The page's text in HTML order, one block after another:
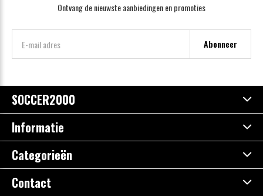
Ontvang de nieuwste aanbiedingen en promoties
Abonneer
SOCCER2000
Informatie
Categorieën
Contact